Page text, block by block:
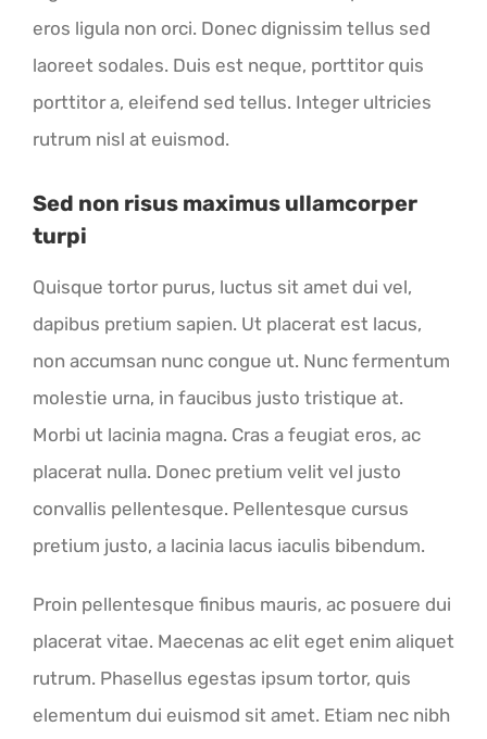
eros ligula non orci. Donec dignissim tellus sed
laoreet sodales. Duis est neque, porttitor quis
porttitor a, eleifend sed tellus. Integer ultricies
rutrum nisl at euismod.
Sed non risus maximus ullamcorper
turpi
Quisque tortor purus, luctus sit amet dui vel,
dapibus pretium sapien. Ut placerat est lacus,
non accumsan nunc congue ut. Nunc fermentum
molestie urna, in faucibus justo tristique at.
Morbi ut lacinia magna. Cras a feugiat eros, ac
placerat nulla. Donec pretium velit vel justo
convallis pellentesque. Pellentesque cursus
pretium justo, a lacinia lacus iaculis bibendum.
Proin pellentesque finibus mauris, ac posuere dui
placerat vitae. Maecenas ac elit eget enim aliquet
rutrum. Phasellus egestas ipsum tortor, quis
elementum dui euismod sit amet. Etiam nec nibh